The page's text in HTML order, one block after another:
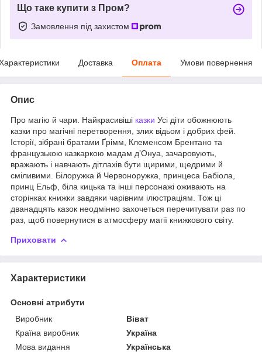
Що таке купити з Пром?
Замовлення під захистом
Доставка Оплата Умови повернення
Опис
Про магію й чари. Найкрасивіші казки Усі діти обожнюють
казки про магічні перетворення, злих відьом і добрих фей.
Історії, зібрані братами Ґрімм, Клеменсом Брентано та
французькою казкаркою мадам д’Онуа, зачаровують,
вражають і навчають дітлахів бути щирими, щедрими й
сміливими. Білоружка й Червоноружка, принцеса Бабіола,
принц Ельф, біла кицька та інші персонажі оживають на
сторінках книжки завдяки чарівним ілюстраціям. Тож ці
дванадцять казок неодмінно захочеться перечитувати раз по
раз, щоб повернутися в атмосферу магії книжкового світу.
Приховати
Характеристики
Основні атрибути
Виробник
Віват
Країна виробник
Україна
Мова видання
Українська